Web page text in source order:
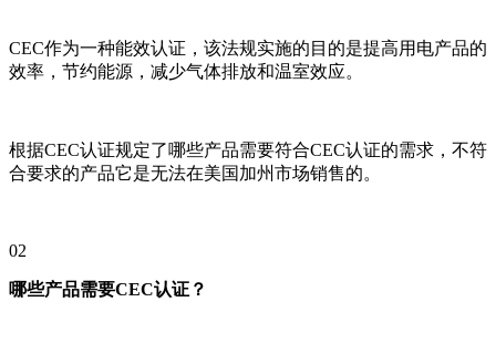
CEC作为一种能效认证，该法规实施的目的是提高用电产品的
效率，节约能源，减少气体排放和温室效应。
根据CEC认证规定了哪些产品需要符合CEC认证的需求，不符
合要求的产品它是无法在美国加州市场销售的。
02
哪些产品需要CEC认证？